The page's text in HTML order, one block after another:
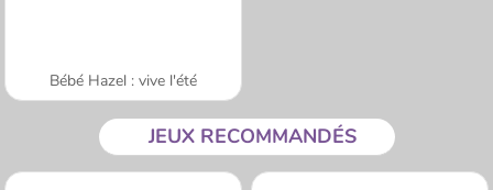
Bébé Hazel : vive l'été
JEUX RECOMMANDÉS